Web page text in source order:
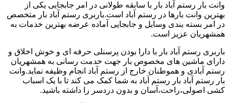
وانت بار رستم آباد بار با سابقه طولانی در امر جابجایی یکی از
بهترین وانت بارها در رستم آباد است.باربری رستم آباد بار متخصص
در امر بسته بندی وسایل و جابجایی آماده عرضه بهترین خدمات به
همشهریان عزیز است.
باربری رستم آباد بار با دارا بودن پرسنلی حرفه ای و خوش اخلاق و
دارای ماشین های مخصوص بار جهت خدمت رسانی به همشهریان
رستم آبادی و هموطنان خارج از رستم آباد انجام وظیفه نماید.وانت
بار رستم آباد بار رستم آباد به شما کمک می کند تا با یک اسباب
کشی اصولی،راحت،آسان و بدون دردسر را داشته باشید.